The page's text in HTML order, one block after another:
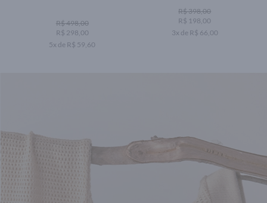
R$ 498,00
R$ 298,00
5x de R$ 59,60
R$ 398,00
R$ 198,00
3x de R$ 66,00